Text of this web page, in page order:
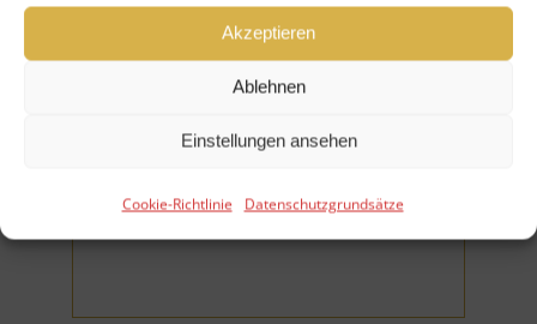
Akzeptieren
Ablehnen
Einstellungen ansehen
Cookie-Richtlinie Datenschutzgrundsätze
E-Mail (*Pflichtfeld)
Telefonnummer